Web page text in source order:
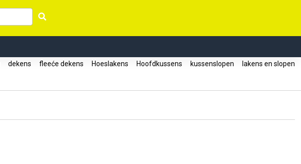
dekens fleeće dekens Hoeslakens Hoofdkussens kussenslopen
lakens en slopen